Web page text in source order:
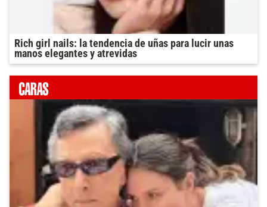
Rich girl nails: la tendencia de uñas para lucir unas
manos elegantes y atrevidas